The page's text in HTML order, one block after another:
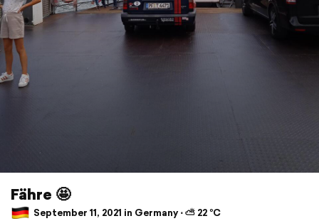
Fähre 🤩
September 11, 2021 in Germany ⋅ ⛅ 22 °C